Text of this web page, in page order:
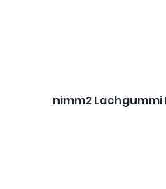
nimm2